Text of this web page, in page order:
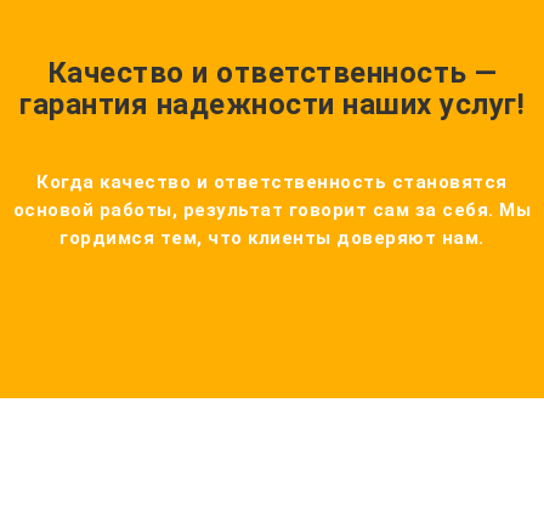
Качество и ответственность —
гарантия надежности наших услуг!
Когда качество и ответственность становятся
основой работы, результат говорит сам за себя. Мы
гордимся тем, что клиенты доверяют нам.